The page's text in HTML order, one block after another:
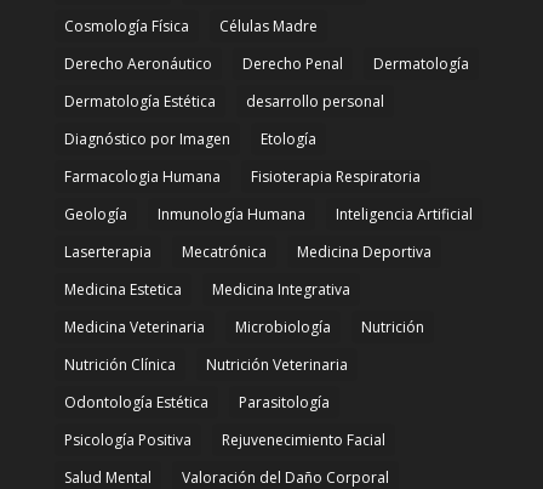
Cosmología Física
Células Madre
Derecho Aeronáutico
Derecho Penal
Dermatología
Dermatología Estética
desarrollo personal
Diagnóstico por Imagen
Etología
Farmacologia Humana
Fisioterapia Respiratoria
Geología
Inmunología Humana
Inteligencia Artificial
Laserterapia
Mecatrónica
Medicina Deportiva
Medicina Estetica
Medicina Integrativa
Medicina Veterinaria
Microbiología
Nutrición
Nutrición Clínica
Nutrición Veterinaria
Odontología Estética
Parasitología
Psicología Positiva
Rejuvenecimiento Facial
Salud Mental
Valoración del Daño Corporal